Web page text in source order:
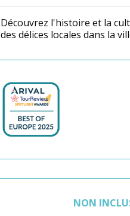
Découvrez l'histoire et la
des délices locales dans la
NON